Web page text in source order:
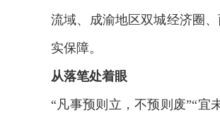
流域、成渝地区双城经济圈
实保障。
从落笔处着眼
“凡事预则立，不预则废”“宜